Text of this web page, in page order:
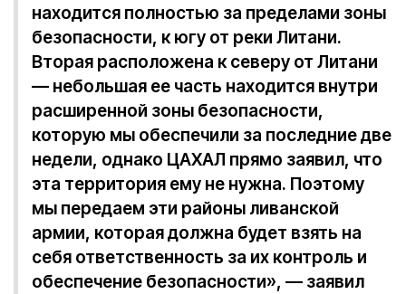
находится полностью за пределами зоны
безопасности, к югу от реки Литани.
Вторая расположена к северу от Литани
— небольшая ее часть находится внутри
расширенной зоны безопасности,
которую мы обеспечили за последние две
недели, однако ЦАХАЛ прямо заявил, что
эта территория ему не нужна. Поэтому
мы передаем эти районы ливанской
армии, которая должна будет взять на
себя ответственность за их контроль и
обеспечение безопасности», — заявил